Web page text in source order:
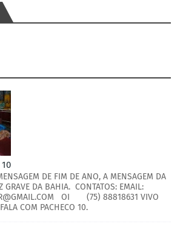
10
DE FIM DE ANO, A MENSAGEM DA
GRAVE DA BAHIA. CONTATOS: EMAIL:
OI (75) 88818631 VIVO
COM PACHECO 10.